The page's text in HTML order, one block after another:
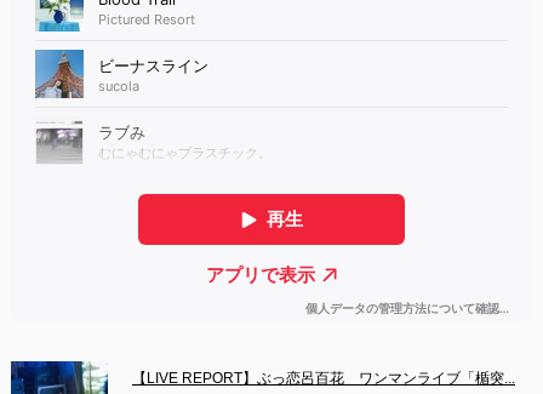
【LIVE REPORT】ぶっ恋呂百花　ワンマンライブ「楯突...